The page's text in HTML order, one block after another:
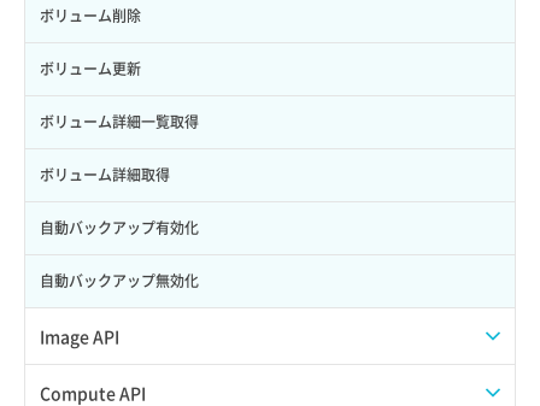
ロール作成
ロール削除
ロール更新
ロール詳細取得
ボリューム削除
ボリューム更新
ボリューム詳細一覧取得
ボリューム詳細取得
自動バックアップ有効化
自動バックアップ無効化
Image API
ISOイメージアップロード
Compute API